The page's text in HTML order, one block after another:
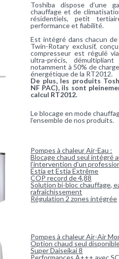
Toshiba dispose d’une
chauffage et de
résidentiels, petit
performance et fiabilité.
Est intégré dans chacun
Twin-Rotary exclusif,
compresseur est régulé
ultra-précis,
notamment à 50% de
énergétique de la RT2012.
De plus, les produits
NF PAC), ils sont
calcul RT2012.
Le blocage en mode
l’ensemble de nos produits.
Pompes à chaleur Air-Eau :
Blocage chaud seul intégré
l’intervention d’un
Estia et Estia Extrême
COP record de 4,88
Solution bi-bloc chauffage,
rafraîchissement
Régulation 2 zones intégrée
Pompes à chaleur Air-Air
Option chaud seul
Super Daiseikai 8
Performances A+++ avec